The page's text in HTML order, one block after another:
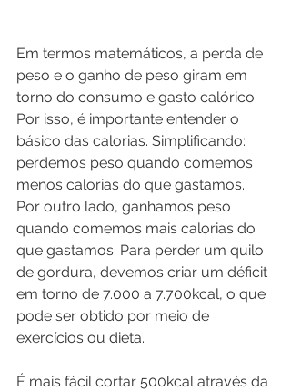
Em termos matemáticos, a perda de
peso e o ganho de peso giram em
torno do consumo e gasto calórico.
Por isso, é importante entender o
básico das calorias. Simplificando:
perdemos peso quando comemos
menos calorias do que gastamos.
Por outro lado, ganhamos peso
quando comemos mais calorias do
que gastamos. Para perder um quilo
de gordura, devemos criar um déficit
em torno de 7.000 a 7.700kcal, o que
pode ser obtido por meio de
exercícios ou dieta.
É mais fácil cortar 500kcal através da